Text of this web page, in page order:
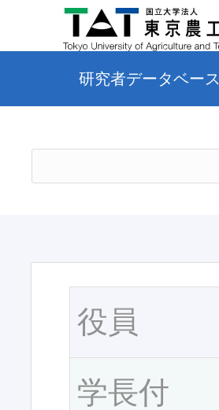
研究者データベース
役員
学長付